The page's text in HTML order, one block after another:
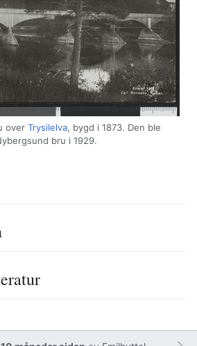
over Trysilelva, bygd i 1873. Den ble
bru i 1929.